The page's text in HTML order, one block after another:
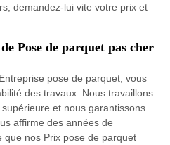
demandez-lui vite votre prix et
Pose de parquet pas cher
pose de parquet, vous
des travaux. Nous travaillons
et nous garantissons
affirme des années de
que nos Prix pose de parquet